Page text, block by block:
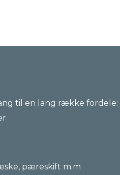
til en lang række fordele:
pæreskift m.m